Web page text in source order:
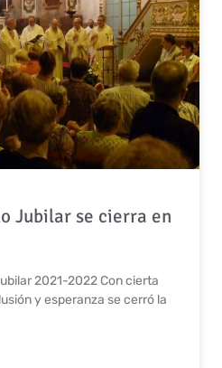
Jubilar se cierra en
2021-2022 Con cierta
y esperanza se cerró la